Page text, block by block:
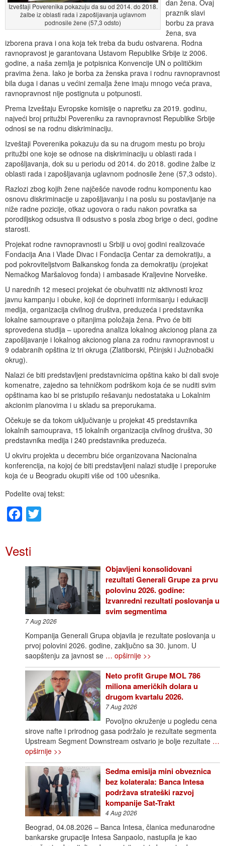
Izveštaji Poverenika pokazuju da su od 2014. do 2018.
žalbe iz oblasti rada i zapošljavanja uglavnom
podnosile žene (57,3 odsto)
dan žena. Ovaj
praznik slavi
borbu za prava
žena, sva
izborena prava i ona koja tek treba da budu ostvarena. Rodna
ravnopravost je garantovana Ustavom Republike Srbije iz 2006.
godine, a naša zemlja je potpisnica Konvencije UN o političkim
pravima žena. Iako je borba za ženska prava i rodnu ravnopravnost
bila duga i danas u većini zemalja žene imaju mnogo veća prava,
ravnopravnost nije postignuta u potpunosti.
Prema Izveštaju Evropske komisije o napretku za 2019. godinu,
najveći broj pritužbi Povereniku za ravnopravnost Republike Srbije
odnosi se na rodnu diskriminaciju.
Izveštaji Poverenika pokazuju da su na drugom mestu po broju
pritužbi one koje se odnose na diskriminaciju u oblasti rada i
zapošljavanja, dok su u periodu od 2014. do 2018. godine žalbe iz
oblasti rada i zapošljavanja uglavnom podnosile žene (57,3 odsto).
Razlozi zbog kojih žene najčešće navode rodnu komponentu kao
osnovu diskriminacije u zapošljavanju i na poslu su postavljanje na
niže radne pozicije, otkaz ugovora o radu nakon povratka sa
porodiljskog odsustva ili odsustvo s posla zbog brige o deci, godine
starosti.
Projekat rodne ravnopravnosti u Srbiji u ovoj godini realizovaće
Fondacija Ana i Vlade Divac i Fondacija Centar za demokratiju, a
pod pokroviteljstvom Balkanskog fonda za demokratiju (projekat
Nemačkog Maršalovog fonda) i ambasade Kraljevine Norveške.
U narednih 12 meseci projekat će obuhvatiti niz aktivnosti kroz
javnu kampanju i obuke, koji će doprineti informisanju i edukaciji
medija, organizacija civilnog društva, preduzeća i predstavnika
lokalne samouprave o pitanjima položaja žena. Prvo će biti
sprovedena studija – uporedna analiza lokalnog akcionog plana za
zapošljavanje i lokalnog akcionog plana za rodnu ravnopravnost u
9 odabranih opština iz tri okruga (Zlatiborski, Pčinjski i Južnobački
okrug).
Nalazi će biti predstavljeni predstavnicima opština kako bi dali svoje
komenatre, zajedno sa tehničkom podrškom koja će se nuditi svim
opštinama kao bi se pristupilo rešavanju nedostataka u Lokalnim
akcionim planovima i u skladu sa preporukama.
Očekuje se da tokom uključivanje u projekat 45 predstavnika
lokalnih samouprava, 15 lokalnih organizacija civilnog društva, 30
predstavnika medija i 240 predstavnika preduzeća.
U okviru projekta u decembru biće organizovana Nacionalna
konferencija, na kojoj će biti predstavljeni nalazi studije i preporuke
koja će u Beogradu okupiti više od 100 učesnika.
Podelite ovaj tekst:
Facebook
Vesti
Objavljeni konsolidovani
rezultati Generali Grupe za prvu
polovinu 2026. godine:
Izvanredni rezultati poslovanja u
svim segmentima
7 Aug 2026
Kompanija Generali Grupa objavila je rezultate poslovanja u
prvoj polovini 2026. godine, zaključno sa 30. junom. U
saopštenju za javnost se … opširnije >>
Neto profit Grupe MOL 786
miliona američkih dolara u
drugom kvartalu 2026.
7 Aug 2026
Povoljno okruženje u pogledu cena
sirove nafte i prirodnog gasa podržalo je rezultate segmenta
Upstream Segment Downstream ostvario je bolje rezultate …
opširnije >>
Sedma emisija mini obveznica
bez kolaterala: Banca Intesa
podržava strateški razvoj
kompanije Sat-Trakt
4 Aug 2026
Beograd, 04.08.2026 – Banca Intesa, članica međunarodne
bankarske grupacije Intesa Sanpaolo, nastupila je kao